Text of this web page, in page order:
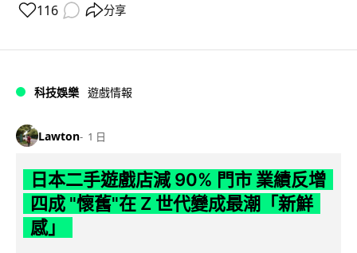
116 分享
科技娛樂 遊戲情報
Lawton 1 日
日本二手遊戲店減 90% 門市 業績反增
四成 "懷舊"在 Z 世代變成最潮「新鮮
感」